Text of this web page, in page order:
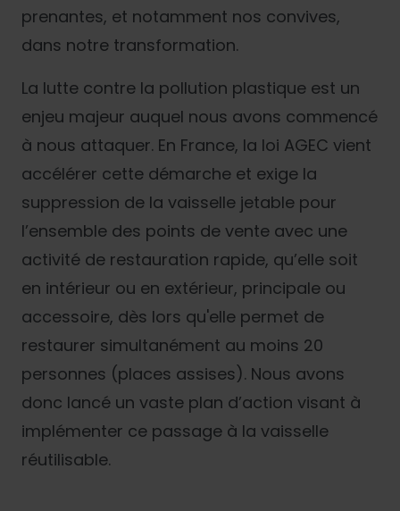
prenantes, et notamment nos convives,
dans notre transformation.
La lutte contre la pollution plastique est un
enjeu majeur auquel nous avons commencé
à nous attaquer. En France, la loi AGEC vient
accélérer cette démarche et exige la
suppression de la vaisselle jetable pour
l’ensemble des points de vente avec une
activité de restauration rapide, qu’elle soit
en intérieur ou en extérieur, principale ou
accessoire, dès lors qu'elle permet de
restaurer simultanément au moins 20
personnes (places assises). Nous avons
donc lancé un vaste plan d’action visant à
implémenter ce passage à la vaisselle
réutilisable.